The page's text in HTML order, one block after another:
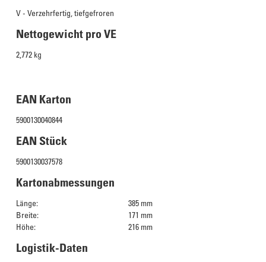
V - Verzehrfertig, tiefgefroren
Nettogewicht pro VE
2,772 kg
EAN Karton
5900130040844
EAN Stück
5900130037578
Kartonabmessungen
Länge:
385 mm
Breite:
171 mm
Höhe:
216 mm
Logistik-Daten